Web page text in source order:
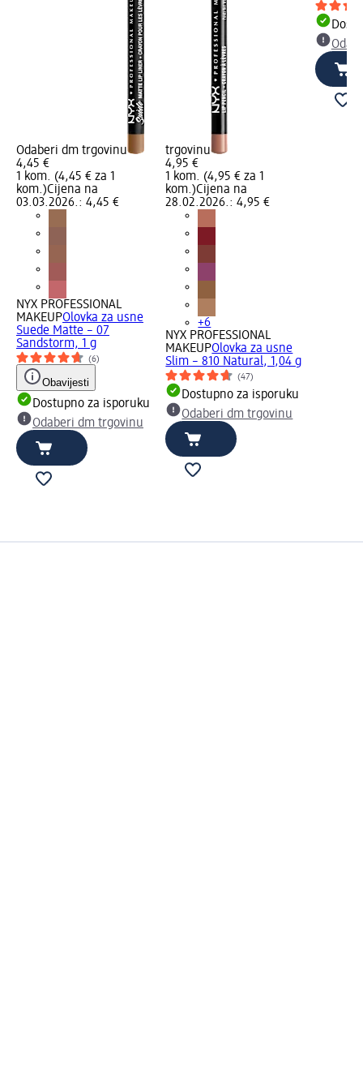
Odaberi dm trgovinu
4,45 €
1 kom. (4,45 € za 1
kom.)Cijena na
03.03.2026.: 4,45 €
NYX PROFESSIONAL
MAKEUPOlovka za usne
Suede Matte – 07
Sandstorm, 1 g
(6)
Obavijesti
Dostupno za isporuku
Odaberi dm trgovinu
trgovinu
4,95 €
1 kom. (4,95 € za 1
kom.)Cijena na
28.02.2026.: 4,95 €
+6
NYX PROFESSIONAL
MAKEUPOlovka za usne
Slim – 810 Natural, 1,04 g
(47)
Dostupno za isporuku
Odaberi dm trgovinu